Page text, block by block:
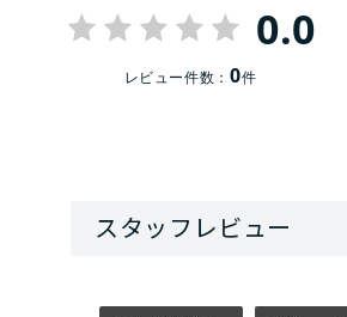
0.0
レビュー件数：0件